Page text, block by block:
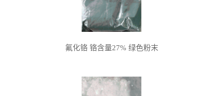
氟化铬 铬含量27% 绿色粉末